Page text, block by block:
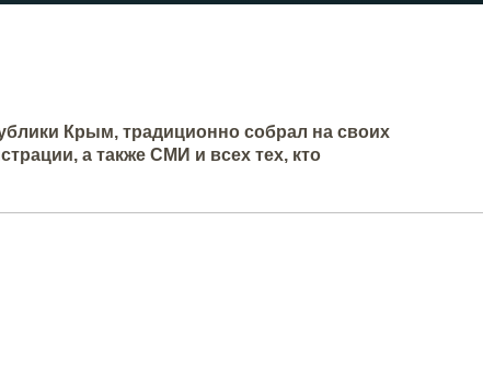
Крым, традиционно собрал на своих
а также СМИ и всех тех, кто